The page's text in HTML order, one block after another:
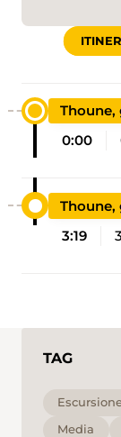
Thoune,
0:00
Thoune,
3:19
TAG
Media